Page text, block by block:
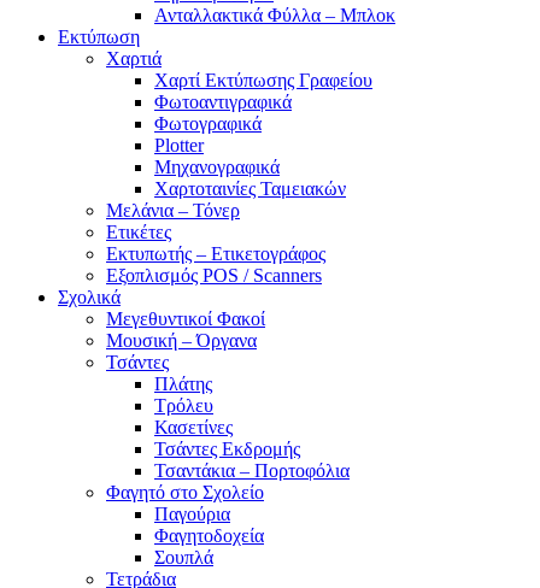
Ανταλλακτικά Φύλλα – Μπλοκ
Εκτύπωση
Χαρτιά
Χαρτί Εκτύπωσης Γραφείου
Φωτοαντιγραφικά
Φωτογραφικά
Plotter
Μηχανογραφικά
Χαρτοταινίες Ταμειακών
Μελάνια – Τόνερ
Ετικέτες
Εκτυπωτής – Ετικετογράφος
Εξοπλισμός POS / Scanners
Σχολικά
Μεγεθυντικοί Φακοί
Μουσική – Όργανα
Τσάντες
Πλάτης
Τρόλευ
Κασετίνες
Τσάντες Εκδρομής
Τσαντάκια – Πορτοφόλια
Φαγητό στο Σχολείο
Παγούρια
Φαγητοδοχεία
Σουπλά
Τετράδια